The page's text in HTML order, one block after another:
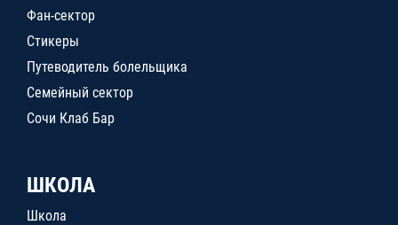
Фан-сектор
Стикеры
Путеводитель болельщика
Семейный сектор
Сочи Клаб Бар
ШКОЛА
Школа